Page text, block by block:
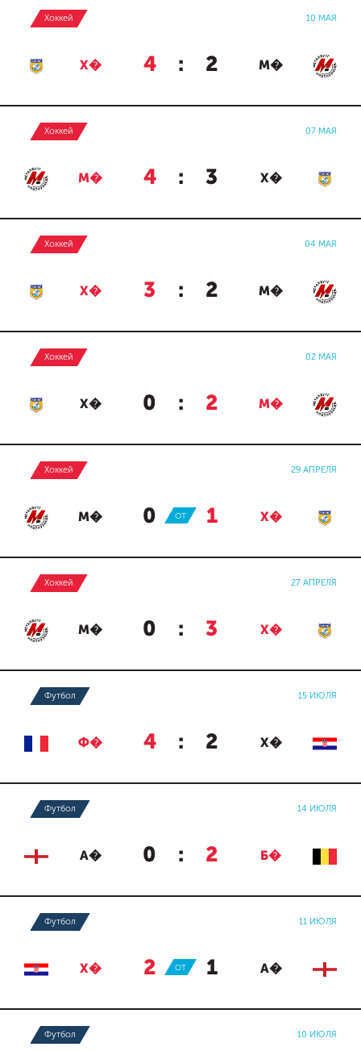
Хоккей 10 МАЯ
Х� 4 : 2 М�
Хоккей 07 МАЯ
М� 4 : 3 Х�
Хоккей 04 МАЯ
Х� 3 : 2 М�
Хоккей 02 МАЯ
Х� 0 : 2 М�
Хоккей 29 АПРЕЛЯ
М� 0 : 1 Х�
ОТ
Хоккей 27 АПРЕЛЯ
М� 0 : 3 Х�
Футбол 15 ИЮЛЯ
Ф� 4 : 2 Х�
Футбол 14 ИЮЛЯ
А� 0 : 2 Б�
Футбол 11 ИЮЛЯ
Х� 2 : 1 А�
ОТ
Футбол 10 ИЮЛЯ